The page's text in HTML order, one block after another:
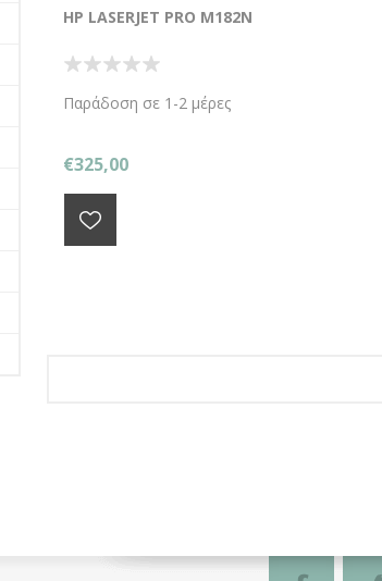
HP LASERJET PRO M182N
Παράδοση σε 1-2 μέρες
€325,00